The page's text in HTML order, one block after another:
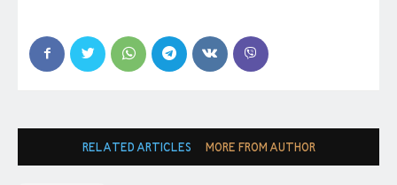
RELATED ARTICLES MORE FROM AUTHOR